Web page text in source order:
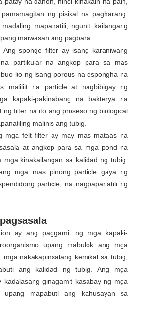
ng pisikal na pagharang.
mapanatili, ngunit kailangang
maiwasan ang pagbara.
sponge filter ay isang karaniwang
partikular na angkop para sa mas
ito ng isang porous na espongha na
maliliit na particle at nagbibigay ng
kapaki-pakinabang na bakterya na
ng filter na ito ang proseso ng biological
malinis ang tubig.
felt filter ay may mas mataas na
at angkop para sa mga pond na
mga kinakailangan sa kalidad ng tubig.
mga mas pinong particle gaya ng
particle, na nagpapanatili ng
ay ang paggamit ng mga kapaki-
upang mabulok ang mga
nakakapinsalang kemikal sa tubig,
ang kalidad ng tubig. Ang mga
kadalasang ginagamit kasabay ng mga
upang mapabuti ang kahusayan sa